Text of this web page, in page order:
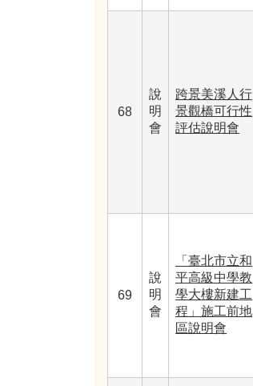
68
說
明
會
跨景美溪人行
景觀橋可行性
評估說明會
69
說
明
會
「臺北市立和
平高級中學教
學大樓新建工
程」施工前地
區說明會